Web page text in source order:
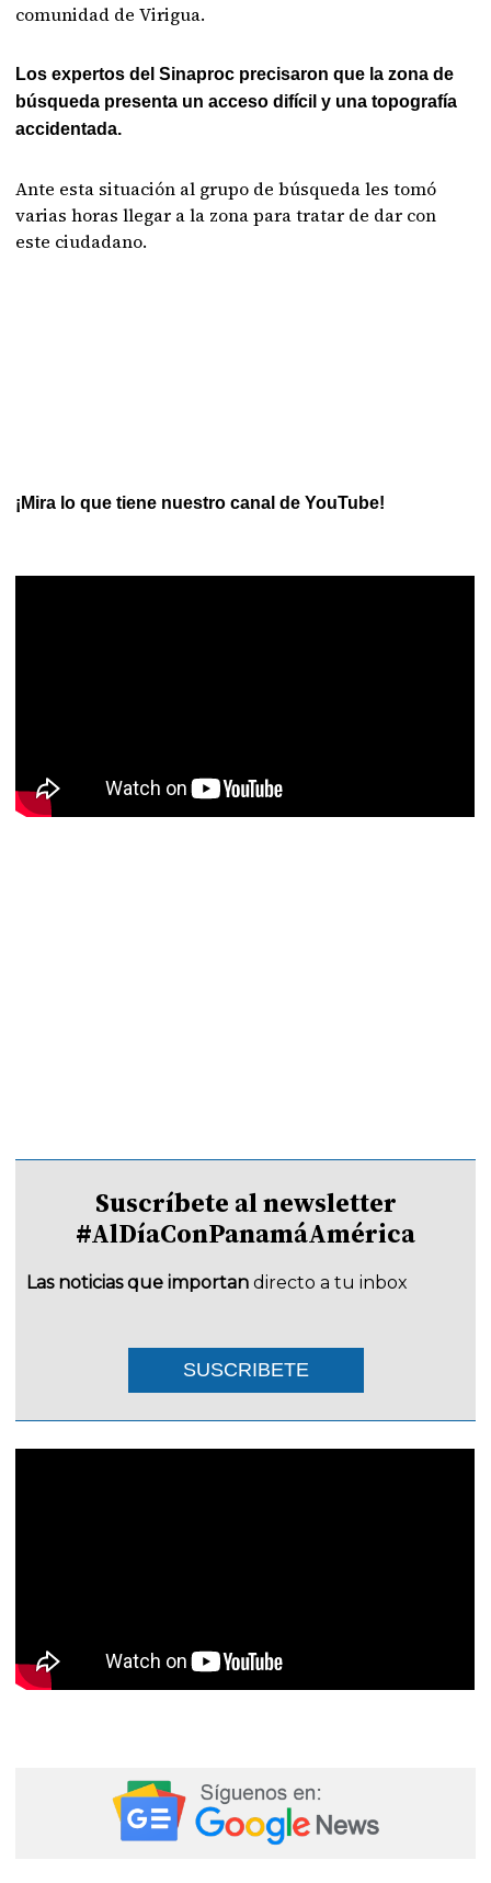
comunidad de Virigua.
Los expertos del Sinaproc precisaron que la zona de
búsqueda presenta un acceso difícil y una topografía
accidentada.
Ante esta situación al grupo de búsqueda les tomó
varias horas llegar a la zona para tratar de dar con
este ciudadano.
¡Mira lo que tiene nuestro canal de YouTube!
Suscríbete al newsletter
#AlDíaConPanamáAmérica
Las noticias que importan directo a tu inbox
SUSCRIBETE